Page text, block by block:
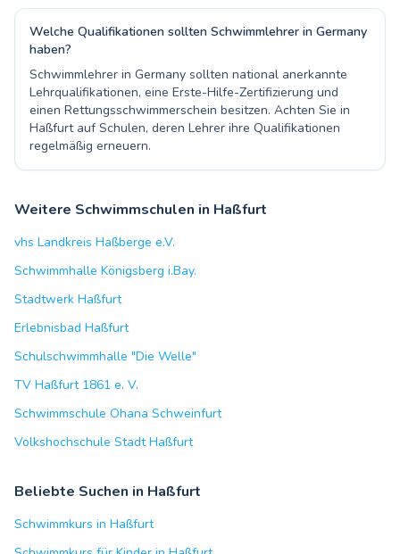
Welche Qualifikationen sollten Schwimmlehrer in Germany
haben?
Schwimmlehrer in Germany sollten national anerkannte
Lehrqualifikationen, eine Erste-Hilfe-Zertifizierung und
einen Rettungsschwimmerschein besitzen. Achten Sie in
Haßfurt auf Schulen, deren Lehrer ihre Qualifikationen
regelmäßig erneuern.
Weitere Schwimmschulen in Haßfurt
vhs Landkreis Haßberge e.V.
Schwimmhalle Königsberg i.Bay.
Stadtwerk Haßfurt
Erlebnisbad Haßfurt
Schulschwimmhalle "Die Welle"
TV Haßfurt 1861 e. V.
Schwimmschule Ohana Schweinfurt
Volkshochschule Stadt Haßfurt
Beliebte Suchen in Haßfurt
Schwimmkurs in Haßfurt